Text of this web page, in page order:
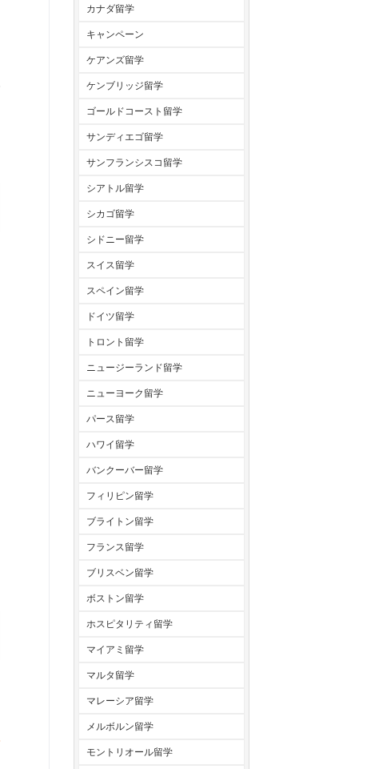
カナダ留学
キャンペーン
ケアンズ留学
ケンブリッジ留学
ゴールドコースト留学
サンディエゴ留学
サンフランシスコ留学
シアトル留学
シカゴ留学
シドニー留学
スイス留学
スペイン留学
ドイツ留学
トロント留学
ニュージーランド留学
ニューヨーク留学
パース留学
ハワイ留学
バンクーバー留学
フィリピン留学
ブライトン留学
フランス留学
ブリスベン留学
ボストン留学
ホスピタリティ留学
マイアミ留学
マルタ留学
マレーシア留学
メルボルン留学
モントリオール留学